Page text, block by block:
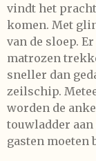
vindt het
komen. Met
van de sloep.
matrozen
sneller dan
zeilschip.
worden de
touwladder aan
gasten moeten